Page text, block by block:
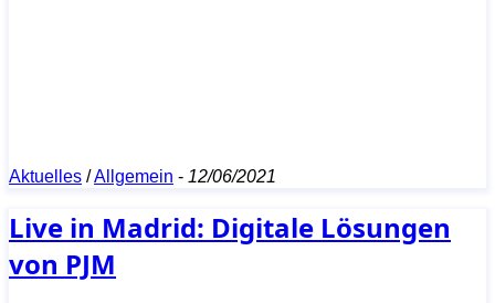
Aktuelles /Allgemein - 12/06/2021
Live in Madrid: Digitale Lösungen
von PJM